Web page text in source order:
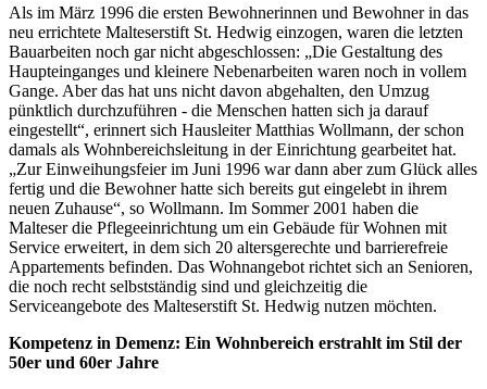
Als im März 1996 die ersten Bewohnerinnen und Bewohner in das
neu errichtete Malteserstift St. Hedwig einzogen, waren die letzten
Bauarbeiten noch gar nicht abgeschlossen: „Die Gestaltung des
Haupteinganges und kleinere Nebenarbeiten waren noch in vollem
Gange. Aber das hat uns nicht davon abgehalten, den Umzug
pünktlich durchzuführen - die Menschen hatten sich ja darauf
eingestellt“, erinnert sich Hausleiter Matthias Wollmann, der schon
damals als Wohnbereichsleitung in der Einrichtung gearbeitet hat.
„Zur Einweihungsfeier im Juni 1996 war dann aber zum Glück alles
fertig und die Bewohner hatte sich bereits gut eingelebt in ihrem
neuen Zuhause“, so Wollmann. Im Sommer 2001 haben die
Malteser die Pflegeeinrichtung um ein Gebäude für Wohnen mit
Service erweitert, in dem sich 20 altersgerechte und barrierefreie
Appartements befinden. Das Wohnangebot richtet sich an Senioren,
die noch recht selbstständig sind und gleichzeitig die
Serviceangebote des Malteserstift St. Hedwig nutzen möchten.
Kompetenz in Demenz: Ein Wohnbereich erstrahlt im Stil der
50er und 60er Jahre